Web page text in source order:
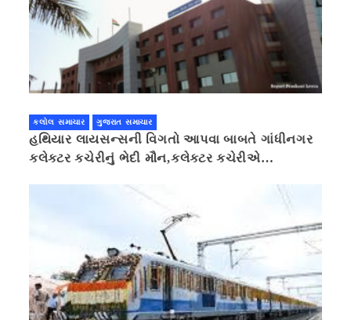
કલોલ સમાચાર ગુજરાત સમાચાર
હથિયાર લાયસન્સની વિગતો આપવા બાબતે ગાંધીનગર
કલેક્ટર કચેરીનું ભેદી મૌન,કલેક્ટર કચેરીએ